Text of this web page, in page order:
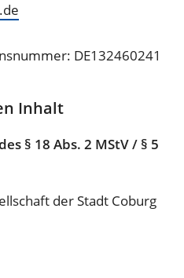
de
DE132460241
Inhalt
§ 18 Abs. 2 MStV / § 5
der Stadt Coburg